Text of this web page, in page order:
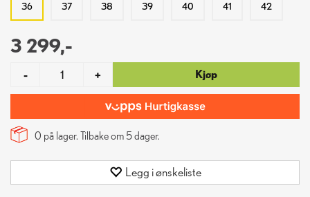
36 37 38 39 40 41 42
3 299,-
- + Kjøp
0 på lager. Tilbake om 5dager.
Legg i ønskeliste